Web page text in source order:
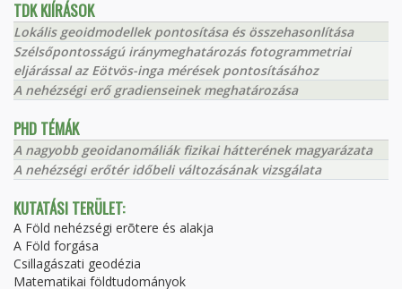
TDK KIÍRÁSOK
Lokális geoidmodellek pontosítása és összehasonlítása
Szélsőpontosságú iránymeghatározás fotogrammetriai
eljárással az Eötvös-inga mérések pontosításához
A nehézségi erő gradienseinek meghatározása
PHD TÉMÁK
A nagyobb geoidanomáliák fizikai hátterének magyarázata
A nehézségi erőtér időbeli változásának vizsgálata
KUTATÁSI TERÜLET:
A Föld nehézségi erõtere és alakja
A Föld forgása
Csillagászati geodézia
Matematikai földtudományok